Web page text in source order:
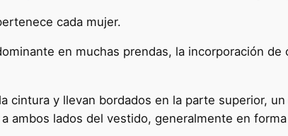
cada mujer.
en muchas prendas, la incorporación
cintura y llevan bordados en la parte superior,
ambos lados del vestido, generalmente en